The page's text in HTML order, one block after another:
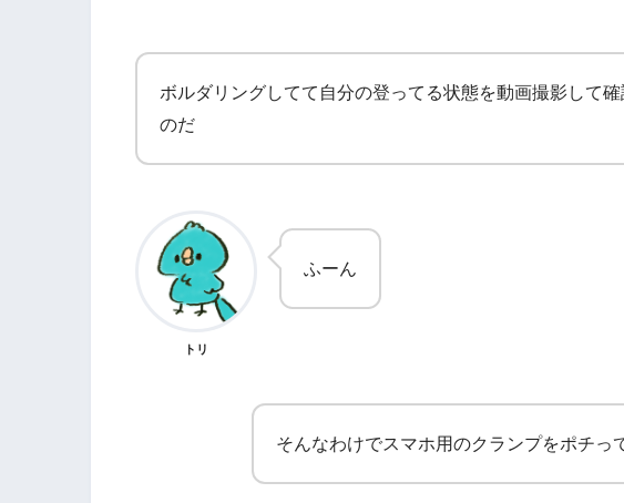
ボルダリングしてて自分の登ってる状態を動画撮影して
のだ
トリ
ふーん
そんなわけでスマホ用のクランプをポチっ